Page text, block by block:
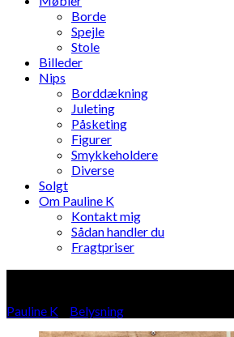
Borde
Spejle
Stole
Billeder
Nips
Borddækning
Juleting
Påsketing
Figurer
Smykkeholdere
Diverse
Solgt
Om Pauline K
Kontakt mig
Sådan handler du
Fragtpriser
Pauline K Belysning